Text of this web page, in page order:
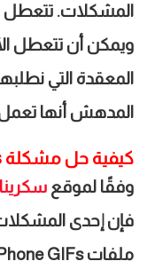
المشكلات. تتعطل
ويمكن أن تتعطل
المعقدة التي
المدهش أنها
كيفية حل مشكلة
وفقًا لموقع
فإن إحدى
ملفاتiPhone GIFs